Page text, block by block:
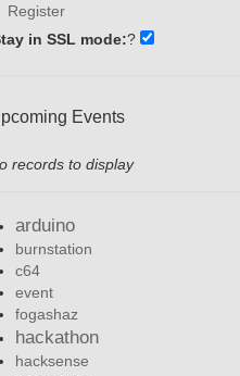
Register
in SSL mode:?
Events
records to display
arduino
burnstation
c64
event
fogashaz
hackathon
hacksense